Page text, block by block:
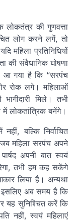
की गुणवत्ता
लोग करने लगें, तो
महिला प्रतिनिधियों
की संवैधानिक घोषणा
आ गया है कि “सरपंच
रोक लगे। महिलाओं
मिले। तभी
लोकतांत्रिक बनेंगे।
बल्कि निर्वाचित
जब महिला सरपंच अपने
अपनी बात स्वयं
तभी हम कह सकेंगे
लिया है। अन्यथा
अब समय है कि
यह सुनिश्चित करें कि
नहीं, स्वयं महिलाएं